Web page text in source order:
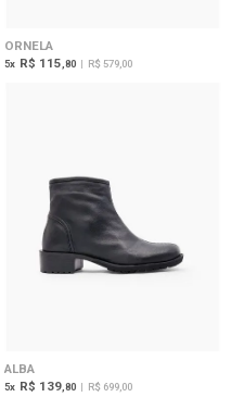
ORNELA
5x R$ 115 ,80 | R$ 579,00
ALBA
5x R$ 139,80 | R$ 699,00